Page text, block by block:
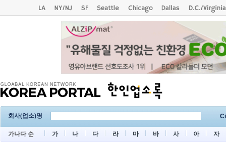
회사(업소)명
가나다 순 가 나 다 라 마 바 사 아 자